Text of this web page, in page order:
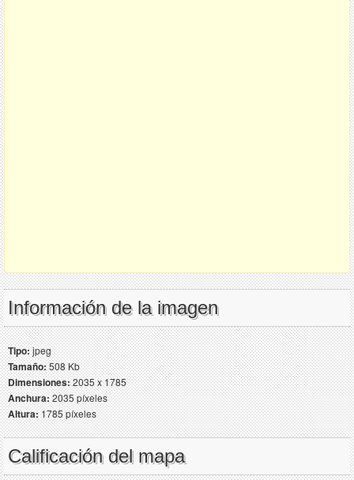
Información de la imagen
Tipo:jpeg
Tamaño:508 Kb
Dimensiones:2035 x 1785
Anchura:2035 píxeles
Altura:1785 píxeles
Calificación del mapa